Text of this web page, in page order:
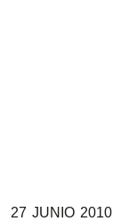
27 JUNIO 2010